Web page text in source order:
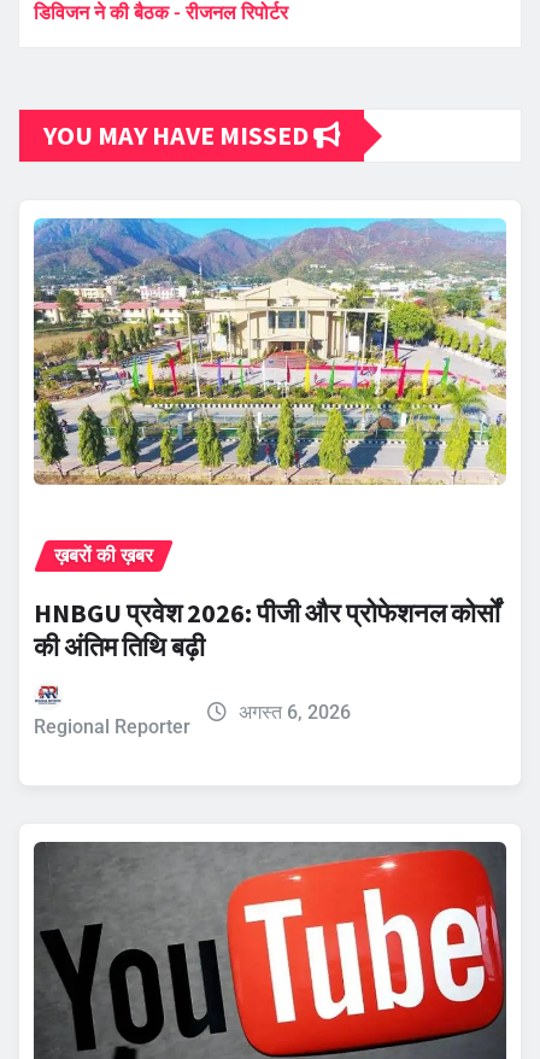
डिविजन ने की बैठक - रीजनल रिपोर्टर
YOU MAY HAVE MISSED
ख़बरों की ख़बर
HNBGU प्रवेश 2026: पीजी और प्रोफेशनल कोर्सों
की अंतिम तिथि बढ़ी
Regional Reporter
अगस्त 6, 2026